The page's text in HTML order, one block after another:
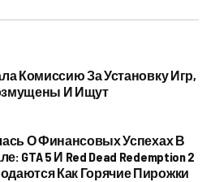
Комиссию За Установку Игр,
И Ищут
О Финансовых Успехах В
GTA 5 И Red Dead Redemption 2
Как Горячие Пирожки